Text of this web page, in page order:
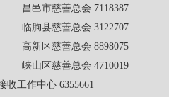
昌邑市慈善总会 7118387
临朐县慈善总会 3122707
高新区慈善总会 8898075
峡山区慈善总会 4710019
收工作中心 6355661